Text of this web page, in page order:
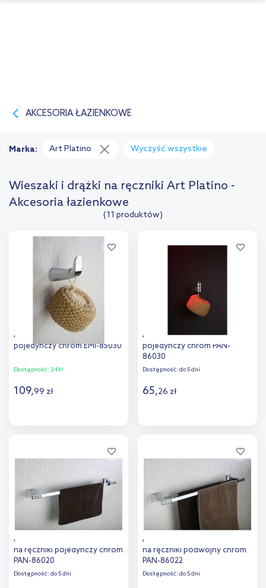
AKCESORIA ŁAZIENKOWE
Wieszaki i drążki na ręczniki Art Platino -
Akcesoria łazienkowe
(11 produktów)
Marka: Art Platino Wyczyść wszystkie
Art Platino Emira wieszak
pojedynczy chrom EMI-85030
Dostępność: 24h!
109,99 zł
Art Platino Panama wieszak
pojedynczy chrom PAN-
86030
Dostępność: do 5 dni
65,26 zł
Art Platino Panama wieszak
na ręczniki pojedynczy chrom
PAN-86020
Dostępność: do 5 dni
Art Platino Panama wieszak
na ręczniki podwójny chrom
PAN-86022
Dostępność: do 5 dni